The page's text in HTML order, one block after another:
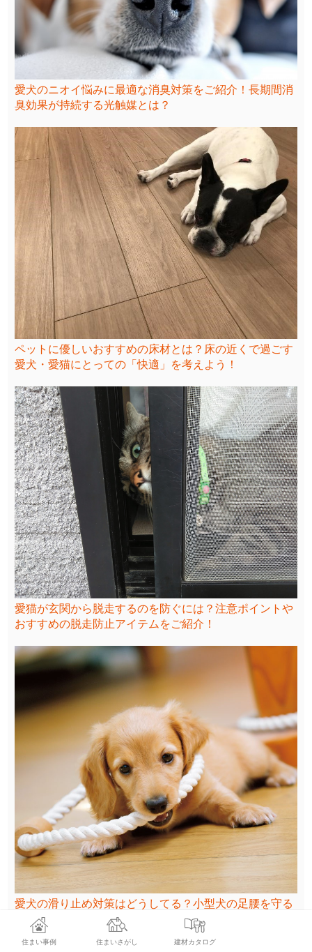
愛犬のニオイ悩みに最適な消臭対策をご紹介！長期間消
臭効果が持続する光触媒とは？
ペットに優しいおすすめの床材とは？床の近くで過ごす
愛犬・愛猫にとっての「快適」を考えよう！
愛猫が玄関から脱走するのを防ぐには？注意ポイントや
おすすめの脱走防止アイテムをご紹介！
愛犬の滑り止め対策はどうしてる？小型犬の足腰を守る
ためにおすすめの床材をご紹介！
住まい事例 住まいさがし 建材カタログ